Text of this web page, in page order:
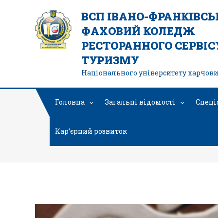
ВСП ІВАНО-
ФАХОВИЙ КОЛЕДЖ
РЕСТОРАННОГО
ТУРИЗМУ
Національного університету
Головна Загальні відомості
Кар’єрний розвиток